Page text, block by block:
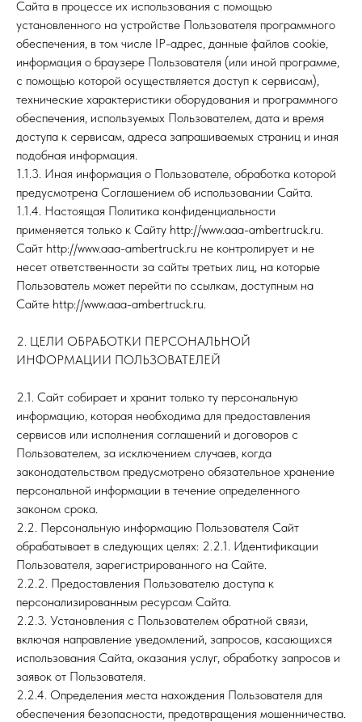
Сайта в процессе их использования с помощью
установленного на устройстве Пользователя программного
обеспечения, в том числе IP-адрес, данные файлов cookie,
информация о браузере Пользователя (или иной программе,
с помощью которой осуществляется доступ к сервисам),
технические характеристики оборудования и программного
обеспечения, используемых Пользователем, дата и время
доступа к сервисам, адреса запрашиваемых страниц и иная
подобная информация.
1.1.3. Иная информация о Пользователе, обработка которой
предусмотрена Соглашением об использовании Сайта.
1.1.4. Настоящая Политика конфиденциальности
применяется только к Сайту http://www.aaa-ambertruck.ru.
Сайт http://www.aaa-ambertruck.ru не контролирует и не
несет ответственности за сайты третьих лиц, на которые
Пользователь может перейти по ссылкам, доступным на
Сайте http://www.aaa-ambertruck.ru.
2. ЦЕЛИ ОБРАБОТКИ ПЕРСОНАЛЬНОЙ
ИНФОРМАЦИИ ПОЛЬЗОВАТЕЛЕЙ
2.1. Сайт собирает и хранит только ту персональную
информацию, которая необходима для предоставления
сервисов или исполнения соглашений и договоров с
Пользователем, за исключением случаев, когда
законодательством предусмотрено обязательное хранение
персональной информации в течение определенного
законом срока.
2.2. Персональную информацию Пользователя Сайт
обрабатывает в следующих целях: 2.2.1. Идентификации
Пользователя, зарегистрированного на Сайте.
2.2.2. Предоставления Пользователю доступа к
персонализированным ресурсам Сайта.
2.2.3. Установления с Пользователем обратной связи,
включая направление уведомлений, запросов, касающихся
использования Сайта, оказания услуг, обработку запросов и
заявок от Пользователя.
2.2.4. Определения места нахождения Пользователя для
обеспечения безопасности, предотвращения мошенничества.